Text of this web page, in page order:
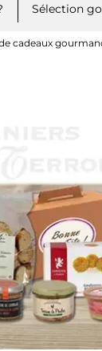
Sélection
cadeaux